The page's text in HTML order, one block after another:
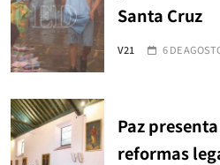
Santa Cruz
V21 6 DE
Paz
reformas